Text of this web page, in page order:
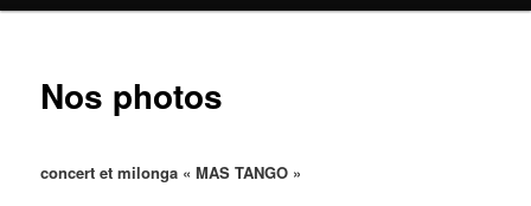
Nos photos
concert et milonga « MAS TANGO »